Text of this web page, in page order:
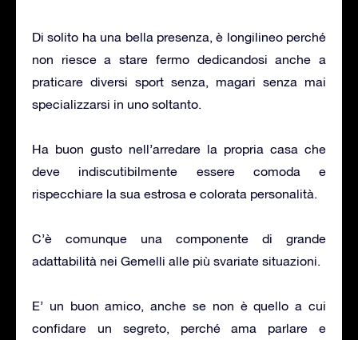
Di solito ha una bella presenza, è longilineo perché
non riesce a stare fermo dedicandosi anche a
praticare diversi sport senza, magari senza mai
specializzarsi in uno soltanto.
Ha buon gusto nell’arredare la propria casa che
deve indiscutibilmente essere comoda e
rispecchiare la sua estrosa e colorata personalità.
C’è comunque una componente di grande
adattabilità nei Gemelli alle più svariate situazioni.
E’ un buon amico, anche se non è quello a cui
confidare un segreto, perché ama parlare e